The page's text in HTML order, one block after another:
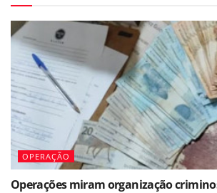
OPERAÇÃO
Operações miram organização